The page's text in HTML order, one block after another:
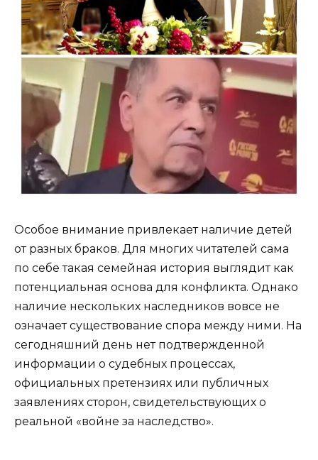
Особое внимание привлекает наличие детей
от разных браков. Для многих читателей сама
по себе такая семейная история выглядит как
потенциальная основа для конфликта. Однако
наличие нескольких наследников вовсе не
означает существование спора между ними. На
сегодняшний день нет подтвержденной
информации о судебных процессах,
официальных претензиях или публичных
заявлениях сторон, свидетельствующих о
реальной «войне за наследство».